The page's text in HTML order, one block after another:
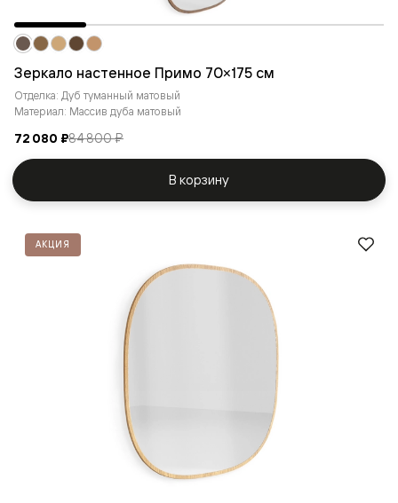
Зеркало настенное Примо 70×175 cм
Отделка: Дуб туманный матовый
Материал: Массив дуба матовый
72 080 ₽84 800 ₽
В корзину
АКЦИЯ